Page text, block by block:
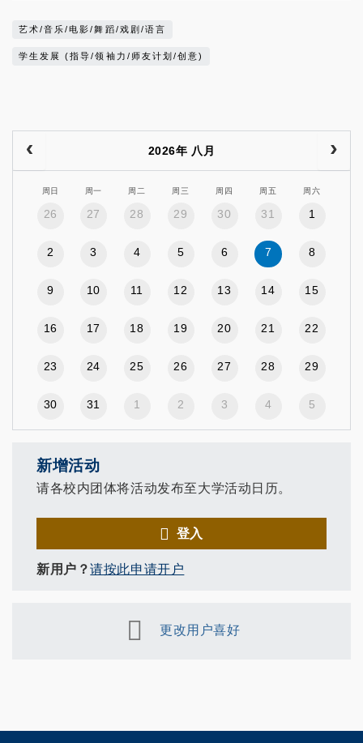
艺术/音乐/电影/舞蹈/戏剧/语言
学生发展 (指导/领袖力/师友计划/创意)
2026年 八月
周日 周一 周二 周三 周四 周五 周六
26 27 28 29 30 31 1
2 3 4 5 6 7 8
9 10 11 12 13 14 15
16 17 18 19 20 21 22
23 24 25 26 27 28 29
30 31 1 2 3 4 5
新增活动
请各校内团体将活动发布至大学活动日历。
登入
新用户？请按此申请开户
更改用户喜好